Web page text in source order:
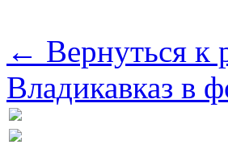
← Вернуться к
Владикавказ в